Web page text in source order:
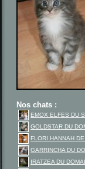
Nos chats :
EMOX ELFES DU
GOLDSTAR DU
FLORI HANNAH
GARRINCHA DU
IRATZEA DU